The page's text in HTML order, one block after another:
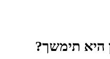
היא תימשך?